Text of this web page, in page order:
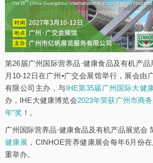
第26届广州国际营养品·健康食品及有机产
月10-12日在广州•广交会展馆举行，展会由
有限公司主办，与IHE第35届广州国际大健
办，IHE大健康博览会2023年荣获广州市商
年”奖 ！。
广州国际营养品·健康食品及有机产品展览会
健康展 ，CINHOE营养健康展会每年6月份
重举办。